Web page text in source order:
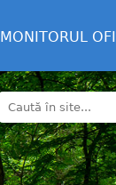
MONITORUL